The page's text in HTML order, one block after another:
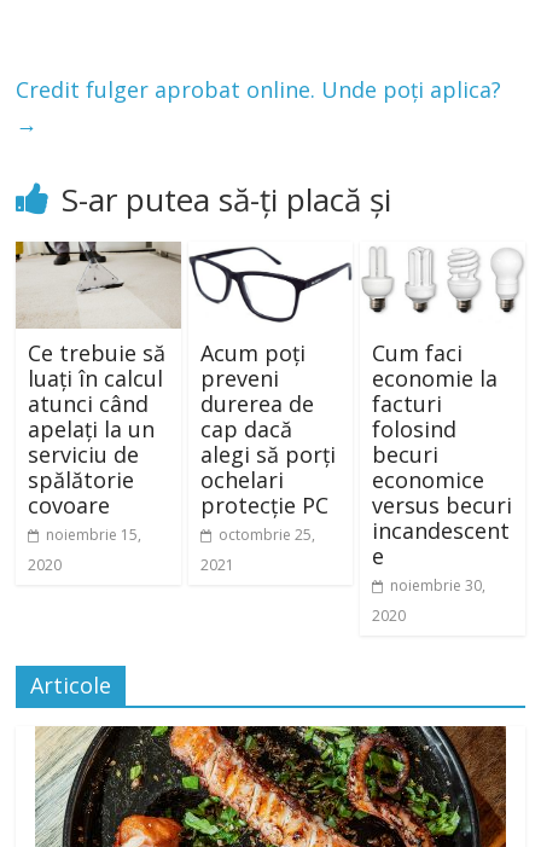
Credit fulger aprobat online. Unde poți aplica?
→
S-ar putea să-ți placă și
Ce trebuie să
luați în calcul
atunci când
apelați la un
serviciu de
spălătorie
covoare
noiembrie 15,
2020
Acum poți
preveni
durerea de
cap dacă
alegi să porți
ochelari
protecție PC
octombrie 25,
2021
Cum faci
economie la
facturi
folosind
becuri
economice
versus becuri
incandescent
e
noiembrie 30,
2020
Articole